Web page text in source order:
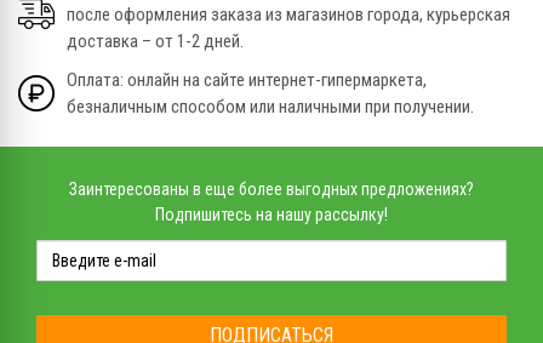
после оформления заказа из магазинов города, курьерская
доставка – от 1-2 дней.
Оплата: онлайн на сайте интернет-гипермаркета,
безналичным способом или наличными при получении.
Заинтересованы в еще более выгодных предложениях?
Подпишитесь на нашу рассылку!
ПОДПИСАТЬСЯ